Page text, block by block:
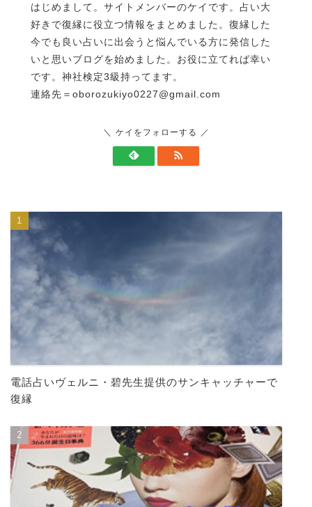
はじめまして。サイトメンバーのケイです。占い大
好きで復縁に役立つ情報をまとめました。復縁した
今でも良い占いに出会うと悩んでいる方に発信した
いと思いブログを始めました。お役に立てれば幸い
です。神社検定3級持ってます。
連絡先＝oborozukiyo0227@gmail.com
ケイをフォローする
電話占いヴェルニ・碧先生提供のサンキャッチャーで
復縁